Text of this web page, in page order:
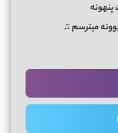
پنهونه
میترسم ♫